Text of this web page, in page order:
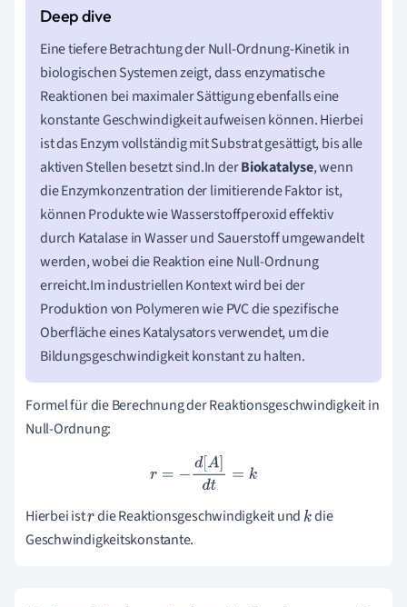
Eine tiefere Betrachtung der Null-Ordnung-Kinetik in
biologischen Systemen zeigt, dass enzymatische
Reaktionen bei maximaler Sättigung ebenfalls eine
konstante Geschwindigkeit aufweisen können. Hierbei
ist das Enzym vollständig mit Substrat gesättigt, bis alle
aktiven Stellen besetzt sind.In derBiokatalyse, wenn
die Enzymkonzentration der limitierende Faktor ist,
können Produkte wie Wasserstoffperoxid effektiv
durch Katalase in Wasser und Sauerstoff umgewandelt
werden, wobei die Reaktion eine Null-Ordnung
erreicht.Im industriellen Kontext wird bei der
Produktion von Polymeren wie PVC die spezifische
Oberfläche eines Katalysators verwendet, um die
Bildungsgeschwindigkeit konstant zu halten.
Formel für die Berechnung der Reaktionsgeschwindigkeit in
Null-Ordnung:
r= d[A]dt= k
Hierbei istr die Reaktionsgeschwindigkeit undkdie
Geschwindigkeitskonstante.